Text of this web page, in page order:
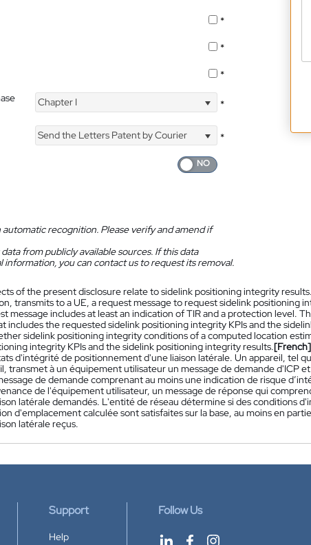
*
*
*
Chapter I *
Send the Letters Patent by Courier
*
recognition. Please verify and amend if
from publicly available sources. If this data
information, you can contact us to request its removal.
of the present disclosure relate to sidelink positioning integrity
transmits to a UE, a request message to request sidelink positioning
message includes at least an indication of TIR and a protection level.
includes the requested sidelink positioning integrity KPIs and the
sidelink positioning integrity conditions of a computed location
integrity KPIs and the sidelink positioning integrity results.[French]
d'intégrité de positionnement d'une liaison latérale. Un appareil, tel
transmet à un équipement utilisateur un message de demande d'ICP
de demande comprenant au moins une indication de risque
de l'équipement utilisateur, un message de réponse qui
latérale demandés. L'entité de réseau détermine si des conditions
d'emplacement calculée sont satisfaites sur la base, au moins en
latérale reçus.
Support
Help
Follow Us